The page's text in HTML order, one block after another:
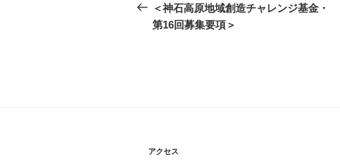
稿
ナ
ョ
の
投
＜神石高原地域創造チャレンジ基金・
第16回募集要項＞
アクセス